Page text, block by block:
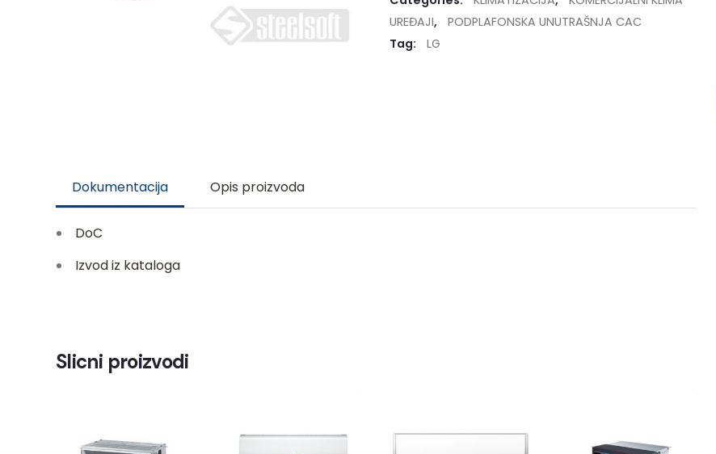
UREĐAJI,
PODPLAFONSKA UNUTRAŠNJA CAC
Tag:
LG
Dokumentacija Opis proizvoda
DoC
Izvod iz kataloga
Slicni proizvodi